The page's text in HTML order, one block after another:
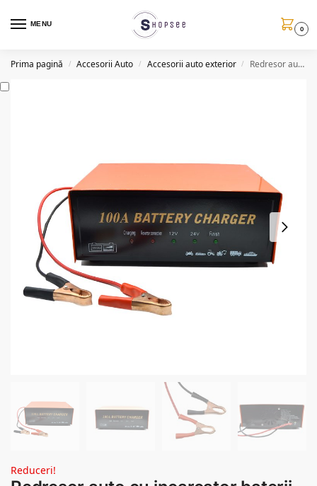
MENU
0
Prima pagină / Accesorii Auto / Accesorii auto exterior / Redresor auto cu incarcator baterii 100A, 12/24V
Reduceri!